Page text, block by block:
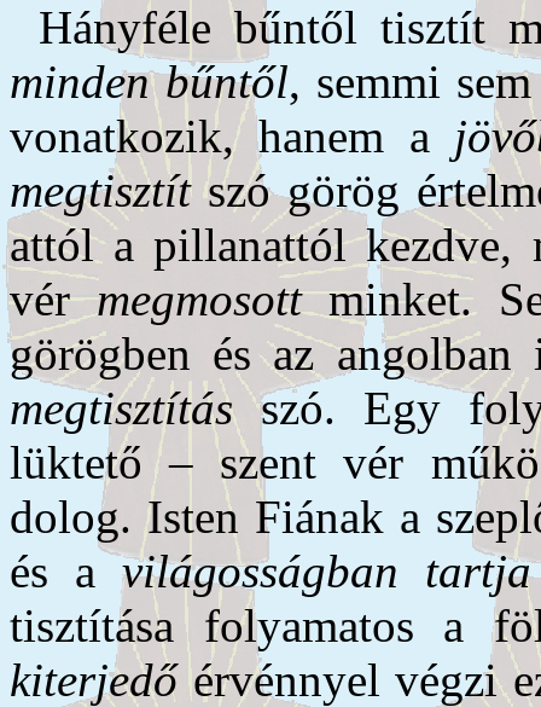
Hányféle bűntől tisztít
minden bűntől, semmi
vonatkozik, hanem a
megtisztítszó görög
attól a pillanattól kezdve,
vérmegmosottminket.
görögben és az
megtisztításszó. Egy
lüktető – szent vér
dolog. Isten Fiának a
és avilágosságban tartja
tisztítása folyamatos a
kiterjedőérvénnyel végzi